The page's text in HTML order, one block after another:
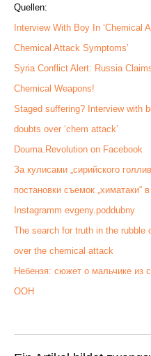
Quellen:
Interview With Boy In ‘Chemical
Chemical Attack Symptoms’
Syria Conflict Alert: Russia
Chemical Weapons!
Staged suffering? Interview with
doubts over ‘chem attack’
Douma.Revolution on Facebook
За кулисами „сирийского
постановки съемок „химатаки“
Instagramm evgeny.poddubny
The search for truth in the rubble
over the chemical attack
Небензя: сюжет о мальчике из
ООН